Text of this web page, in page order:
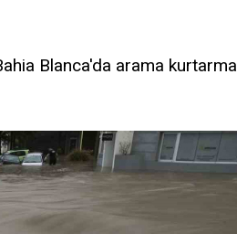
Blanca'da arama kurtarma